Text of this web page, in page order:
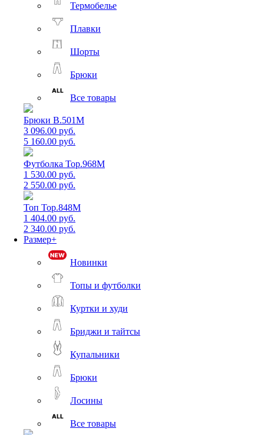
Термобелье
Плавки
Шорты
Брюки
Все товары
Брюки B.501M
3 096.00 руб.
5 160.00 руб.
Футболка Top.968M
1 530.00 руб.
2 550.00 руб.
Топ Top.848M
1 404.00 руб.
2 340.00 руб.
Размер+
Новинки
Топы и футболки
Куртки и худи
Бриджи и тайтсы
Купальники
Брюки
Лосины
Все товары